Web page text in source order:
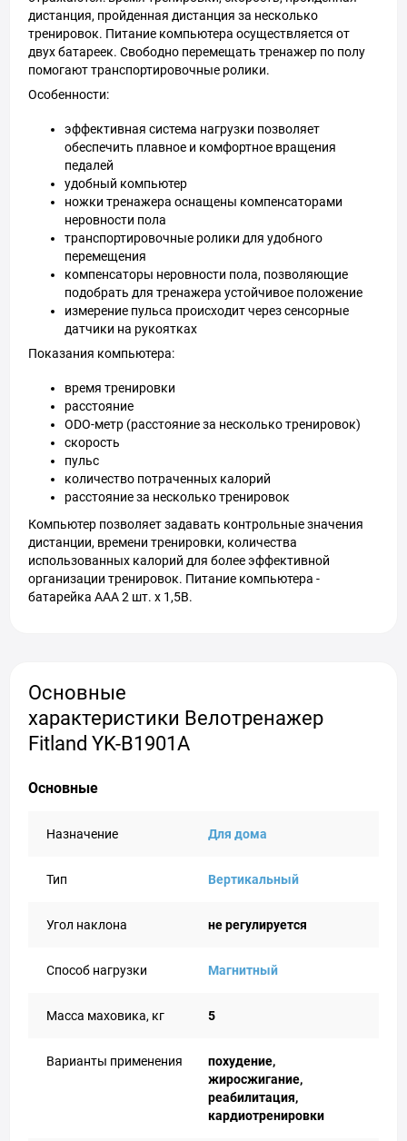
дистанция, пройденная дистанция за несколько
тренировок. Питание компьютера осуществляется от
двух батареек. Свободно перемещать тренажер по полу
помогают транспортировочные ролики.
Особенности:
эффективная система нагрузки позволяет
обеспечить плавное и комфортное вращения
педалей
удобный компьютер
ножки тренажера оснащены компенсаторами
неровности пола
транспортировочные ролики для удобного
перемещения
компенсаторы неровности пола, позволяющие
подобрать для тренажера устойчивое положение
измерение пульса происходит через сенсорные
датчики на рукоятках
Показания компьютера:
время тренировки
расстояние
ODO-метр (расстояние за несколько тренировок)
скорость
пульс
количество потраченных калорий
расстояние за несколько тренировок
Компьютер позволяет задавать контрольные значения
дистанции, времени тренировки, количества
использованных калорий для более эффективной
организации тренировок. Питание компьютера -
батарейка ААА 2 шт. х 1,5В.
Основные
характеристики Велотренажер
Fitland YK-B1901A
Основные
Назначение Для дома
Тип Вертикальный
Угол наклона не регулируется
Способ нагрузки Магнитный
Масса маховика, кг 5
Варианты применения
похудение,
жиросжигание,
реабилитация,
кардиотренировки